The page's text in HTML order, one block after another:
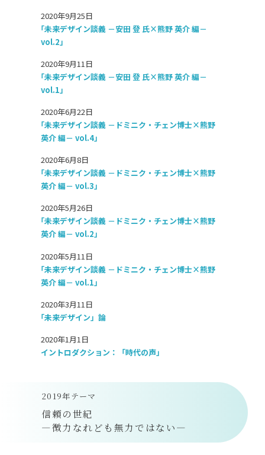
2020年9月25日
「未来デザイン談義 －安田 登 氏×熊野 英介 編－
vol.2」
2020年9月11日
「未来デザイン談義 －安田 登 氏×熊野 英介 編－
vol.1」
2020年6月22日
「未来デザイン談義 －ドミニク・チェン博士×熊野
英介 編－ vol.4」
2020年6月8日
「未来デザイン談義 －ドミニク・チェン博士×熊野
英介 編－ vol.3」
2020年5月26日
「未来デザイン談義 －ドミニク・チェン博士×熊野
英介 編－ vol.2」
2020年5月11日
「未来デザイン談義 －ドミニク・チェン博士×熊野
英介 編－ vol.1」
2020年3月11日
「未来デザイン」論
2020年1月1日
イントロダクション：「時代の声」
2019年テーマ
信頼の世紀
―微力なれども無力ではない―